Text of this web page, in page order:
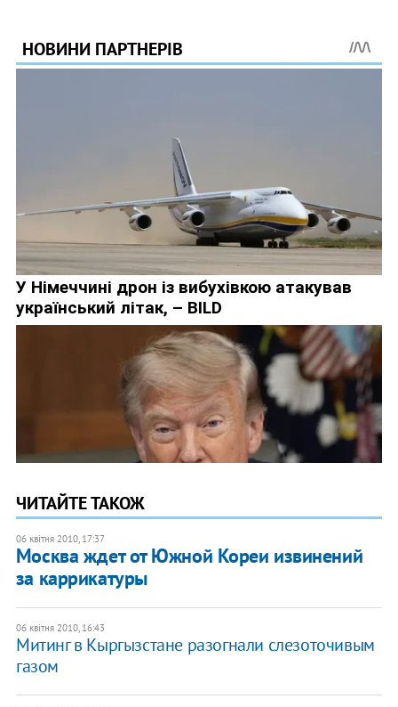
ЧИТАЙТЕ ТАКОЖ
06 квітня 2010, 17:37
Москва ждет от Южной Кореи извинений
за каррикатуры
06 квітня 2010, 16:43
Митинг в Кыргызстане разогнали слезоточивым
газом